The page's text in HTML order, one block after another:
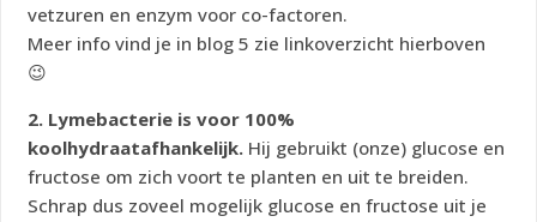
vetzuren en enzym voor co-factoren.
Meer info vind je in blog 5 zie linkoverzicht hierboven
😉
2. Lymebacterie is voor 100%
koolhydraatafhankelijk. Hij gebruikt (onze) glucose en
fructose om zich voort te planten en uit te breiden.
Schrap dus zoveel mogelijk glucose en fructose uit je